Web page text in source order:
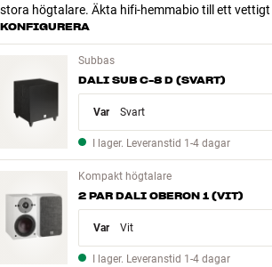
Hitta Butik
Kundtjänst
Företag
stora högtalare. Äkta hifi-hemmabio till ett vettigt
KONFIGURERA
Subbas
DALI SUB C-8 D (SVART)
Variant
I lager. Leveranstid 1-4 dagar
Kompakt högtalare
2 PAR DALI OBERON 1 (VIT)
Variant
I lager. Leveranstid 1-4 dagar